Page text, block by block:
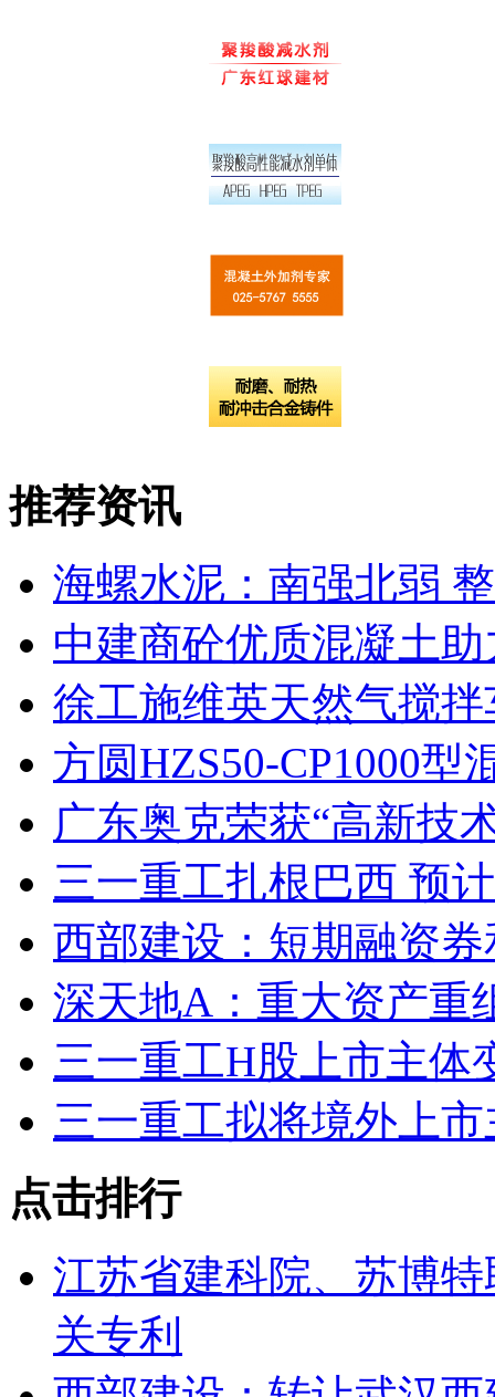
推荐资讯
海螺水泥：南强北弱
中建商砼优质混凝土
徐工施维英天然气搅
方圆HZS50-CP1000
广东奥克荣获“高新技
三一重工扎根巴西 预
西部建设：短期融资
深天地A：重大资产重
三一重工H股上市主体
三一重工拟将境外上
点击排行
江苏省建科院、苏博
关专利